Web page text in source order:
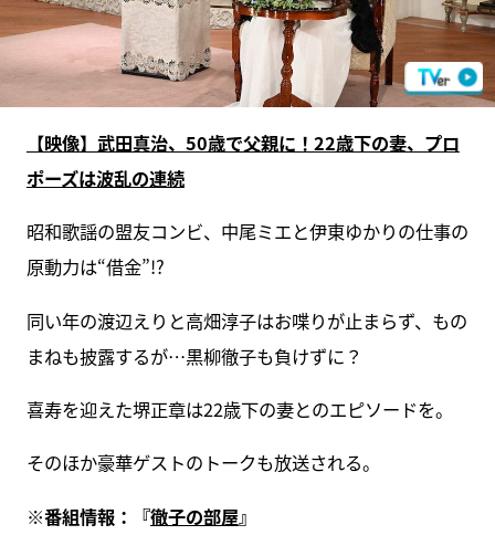
【映像】武田真治、50歳で父親に！22歳下の妻、プロ
ポーズは波乱の連続
昭和歌謡の盟友コンビ、中尾ミエと伊東ゆかりの仕事の
原動力は“借金”!?
同い年の渡辺えりと高畑淳子はお喋りが止まらず、もの
まねも披露するが…黒柳徹子も負けずに？
喜寿を迎えた堺正章は22歳下の妻とのエピソードを。
そのほか豪華ゲストのトークも放送される。
※番組情報：『徹子の部屋』